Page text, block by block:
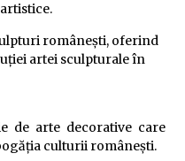
românești, oferind
artei sculpturale în
de arte decorative care
culturii românești.